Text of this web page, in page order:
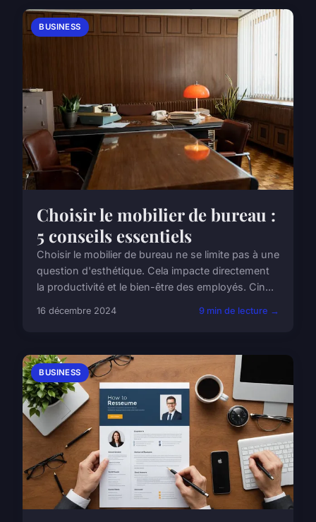
BUSINESS
Choisir le mobilier de bureau :
5 conseils essentiels
Choisir le mobilier de bureau ne se limite pas à une
question d'esthétique. Cela impacte directement
la productivité et le bien-être des employés. Cin...
16 décembre 2024 9 min de lecture →
BUSINESS